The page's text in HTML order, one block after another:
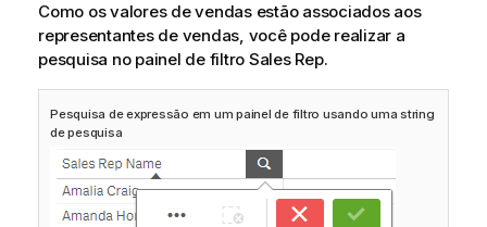
Como os valores de vendas estão associados aos
representantes de vendas, você pode realizar a
pesquisa no painel de filtro Sales Rep.
Pesquisa de expressão em um painel de filtro usando uma string
de pesquisa